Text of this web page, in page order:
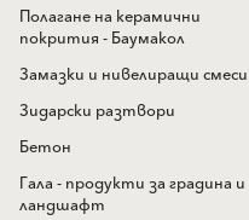
Полагане на керамични
покрития - Баумакол
Замазки и нивелиращи смеси
Зидарски разтвори
Бетон
Гала - продукти за градина и
ландшафт